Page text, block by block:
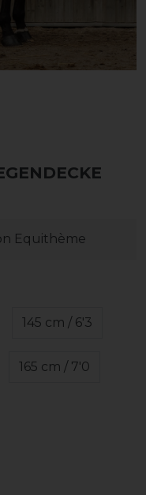
Equithème
145 cm / 6'3
165 cm / 7'0